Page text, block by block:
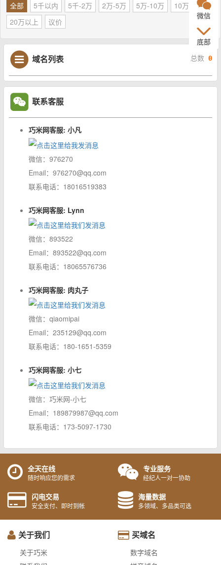
全部
5千以内 5千-2万 2万-5万 5万-10万
10万-20万
20万以上
议价
域名列表 总数0
联系客服
巧米网客服: 小凡
微信：976270
Email：976270@qq.com
联系电话：18016519383
巧米网客服: Lynn
微信：893522
Email：893522@qq.com
联系电话：18065576736
巧米网客服: 肉丸子
微信：qiaomipai
Email：235129@qq.com
联系电话：180-1651-5359
巧米网客服: 小七
微信：巧米网-小七
Email：189879987@qq.com
联系电话：173-5097-1730
全天在线
随时响应您的需求
专业服务
经纪人一对一协助
闪电交易
安全支付、即时到帐
海量数据
多领域、多品类可选
关于我们
关于巧米
买域名
数字域名
微信
底部